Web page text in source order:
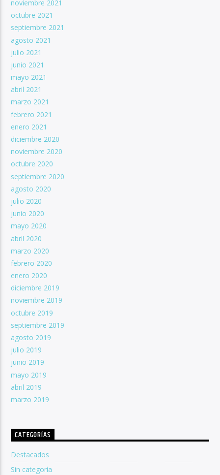
noviembre 2021
octubre 2021
septiembre 2021
agosto 2021
julio 2021
junio 2021
mayo 2021
abril 2021
marzo 2021
febrero 2021
enero 2021
diciembre 2020
noviembre 2020
octubre 2020
septiembre 2020
agosto 2020
julio 2020
junio 2020
mayo 2020
abril 2020
marzo 2020
febrero 2020
enero 2020
diciembre 2019
noviembre 2019
octubre 2019
septiembre 2019
agosto 2019
julio 2019
junio 2019
mayo 2019
abril 2019
marzo 2019
CATEGORÍAS
Destacados
Sin categoría